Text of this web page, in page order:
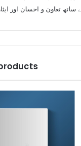
تعاون و احسان اور ایثار